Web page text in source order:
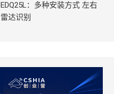
EDQ25L：多种安装方式 左右
雷达识别